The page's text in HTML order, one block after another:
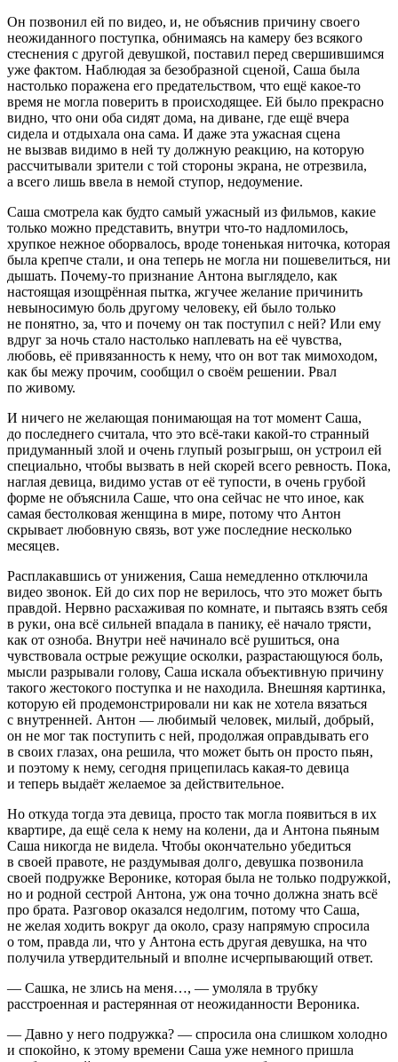
Он позвонил ей по видео, и, не объяснив причину своего
неожиданного поступка, обнимаясь на камеру без всякого
стеснения с другой девушкой, поставил перед свершившимся
уже фактом. Наблюдая за безобразной сценой, Саша была
настолько поражена его предательством, что ещё какое-то
время не могла поверить в происходящее. Ей было прекрасно
видно, что они оба сидят дома, на диване, где ещё вчера
сидела и отдыхала она сама. И даже эта ужасная сцена
не вызвав видимо в ней ту должную реакцию, на которую
рассчитывали зрители с той стороны экрана, не отрезвила,
а всего лишь ввела в немой ступор, недоумение.
Саша смотрела как будто самый ужасный из фильмов, какие
только можно представить, внутри что-то надломилось,
хрупкое нежное оборвалось, вроде тоненькая ниточка, которая
была крепче стали, и она теперь не могла ни пошевелиться, ни
дышать. Почему-то признание Антона выглядело, как
настоящая изощрённая пытка, жгучее желание причинить
невыносимую боль другому человеку, ей было только
не понятно, за, что и почему он так поступил с ней? Или ему
вдруг за ночь стало настолько наплевать на её чувства,
любовь, её привязанность к нему, что он вот так мимоходом,
как бы межу прочим, сообщил о своём решении. Рвал
по живому.
И ничего не желающая понимающая на тот момент Саша,
до последнего считала, что это всё-таки какой-то странный
придуманный злой и очень глупый розыгрыш, он устроил ей
специально, чтобы вызвать в ней скорей всего ревность. Пока,
наглая девица, видимо устав от её тупости, в очень грубой
форме не объяснила Саше, что она сейчас не что иное, как
самая бестолковая женщина в мире, потому что Антон
скрывает любовную связь, вот уже последние несколько
месяцев.
Расплакавшись от унижения, Саша немедленно отключила
видео звонок. Ей до сих пор не верилось, что это может быть
правдой. Нервно расхаживая по комнате, и пытаясь взять себя
в руки, она всё сильней впадала в панику, её начало трясти,
как от озноба. Внутри неё начинало всё рушиться, она
чувствовала острые режущие осколки, разрастающуюся боль,
мысли разрывали голову, Саша искала объективную причину
такого жестокого поступка и не находила. Внешняя картинка,
которую ей продемонстрировали ни как не хотела вязаться
с внутренней. Антон — любимый человек, милый, добрый,
он не мог так поступить с ней, продолжая оправдывать его
в своих глазах, она решила, что может быть он просто пьян,
и поэтому к нему, сегодня прицепилась какая-то девица
и теперь выдаёт желаемое за действительное.
Но откуда тогда эта девица, просто так могла появиться в их
квартире, да ещё села к нему на колени, да и Антона пьяным
Саша никогда не видела. Чтобы окончательно убедиться
в своей правоте, не раздумывая долго, девушка позвонила
своей подружке Веронике, которая была не только подружкой,
но и родной сестрой Антона, уж она точно должна знать всё
про брата. Разговор оказался недолгим, потому что Саша,
не желая ходить вокруг да около, сразу напрямую спросила
о том, правда ли, что у Антона есть другая девушка, на что
получила утвердительный и вполне исчерпывающий ответ.
— Сашка, не злись на меня…, — умоляла в трубку
расстроенная и растерянная от неожиданности Вероника.
— Давно у него подружка? — спросила она слишком холодно
и спокойно, к этому времени Саша уже немного пришла